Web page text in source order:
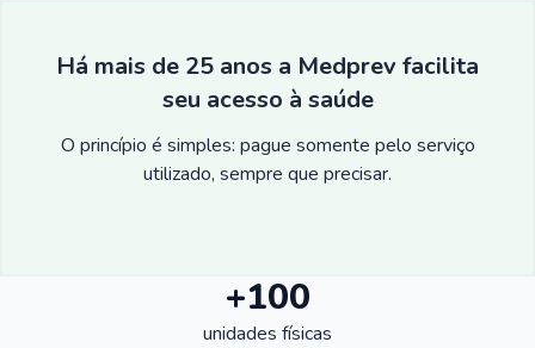
Há mais de 25 anos a Medprev facilita
seu acesso à saúde
O princípio é simples: pague somente pelo serviço
utilizado, sempre que precisar.
+100
unidades físicas